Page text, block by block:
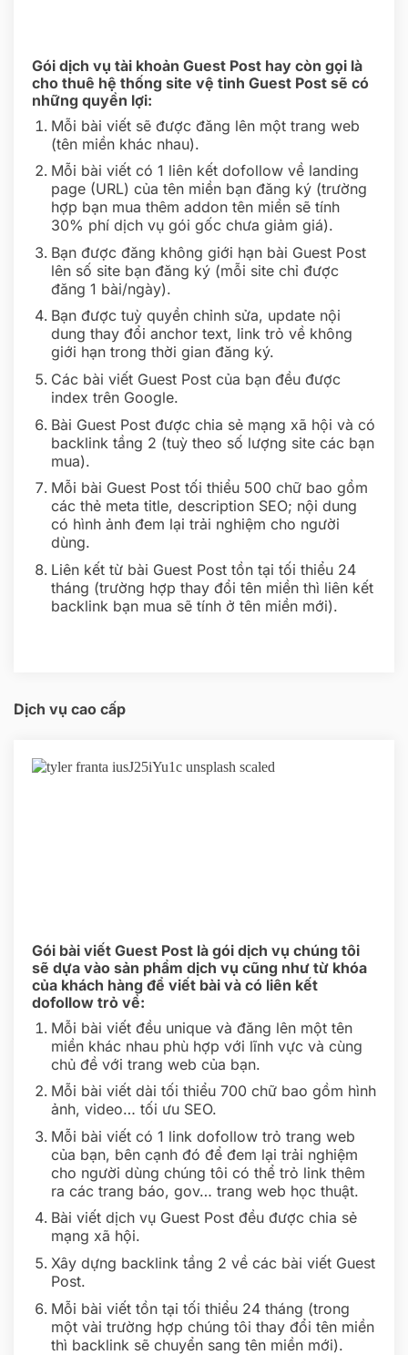
Gói dịch vụ tài khoản Guest Post hay còn gọi là
cho thuê hệ thống site vệ tinh Guest Post sẽ có
những quyền lợi:
Mỗi bài viết sẽ được đăng lên một trang web
(tên miền khác nhau).
Mỗi bài viết có 1 liên kết dofollow về landing
page (URL) của tên miền bạn đăng ký (trường
hợp bạn mua thêm addon tên miền sẽ tính
30% phí dịch vụ gói gốc chưa giảm giá).
Bạn được đăng không giới hạn bài Guest Post
lên số site bạn đăng ký (mỗi site chỉ được
đăng 1 bài/ngày).
Bạn được tuỳ quyền chỉnh sửa, update nội
dung thay đổi anchor text, link trỏ về không
giới hạn trong thời gian đăng ký.
Các bài viết Guest Post của bạn đều được
index trên Google.
Bài Guest Post được chia sẻ mạng xã hội và có
backlink tầng 2 (tuỳ theo số lượng site các bạn
mua).
Mỗi bài Guest Post tối thiểu 500 chữ bao gồm
các thẻ meta title, description SEO; nội dung
có hình ảnh đem lại trải nghiệm cho người
dùng.
Liên kết từ bài Guest Post tồn tại tối thiểu 24
tháng (trường hợp thay đổi tên miền thì liên kết
backlink bạn mua sẽ tính ở tên miền mới).
Dịch vụ cao cấp
Gói bài viết Guest Post là gói dịch vụ chúng tôi
sẽ dựa vào sản phẩm dịch vụ cũng như từ khóa
của khách hàng để viết bài và có liên kết
dofollow trỏ về:
Mỗi bài viết đều unique và đăng lên một tên
miền khác nhau phù hợp với lĩnh vực và cùng
chủ đề với trang web của bạn.
Mỗi bài viết dài tối thiểu 700 chữ bao gồm hình
ảnh, video… tối ưu SEO.
Mỗi bài viết có 1 link dofollow trỏ trang web
của bạn, bên cạnh đó để đem lại trải nghiệm
cho người dùng chúng tôi có thể trỏ link thêm
ra các trang báo, gov… trang web học thuật.
Bài viết dịch vụ Guest Post đều được chia sẻ
mạng xã hội.
Xây dựng backlink tầng 2 về các bài viết Guest
Post.
Mỗi bài viết tồn tại tối thiểu 24 tháng (trong
một vài trường hợp chúng tôi thay đổi tên miền
thì backlink sẽ chuyển sang tên miền mới).